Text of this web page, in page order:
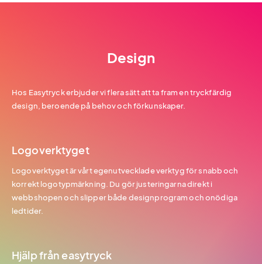
Design
Hos Easytryck erbjuder vi flera sätt att ta fram en tryckfärdig
design, beroende på behov och förkunskaper.
Logoverktyget
Logoverktyget är vårt egenutvecklade verktyg för snabb och
korrekt logotypmärkning. Du gör justeringarna direkt i
webbshopen och slipper både designprogram och onödiga
ledtider.
Hjälp från easytryck